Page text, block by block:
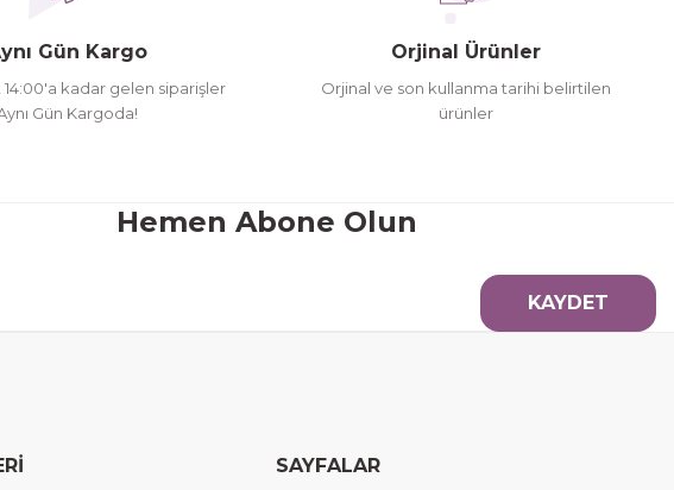
Gün Kargo
14:00'a kadar gelen siparişler
Gün Kargoda!
Orjinal Ürünler
Orjinal ve son kullanma tarihi belirtilen
ürünler
Hemen Abone Olun
KAYDET
SAYFALAR